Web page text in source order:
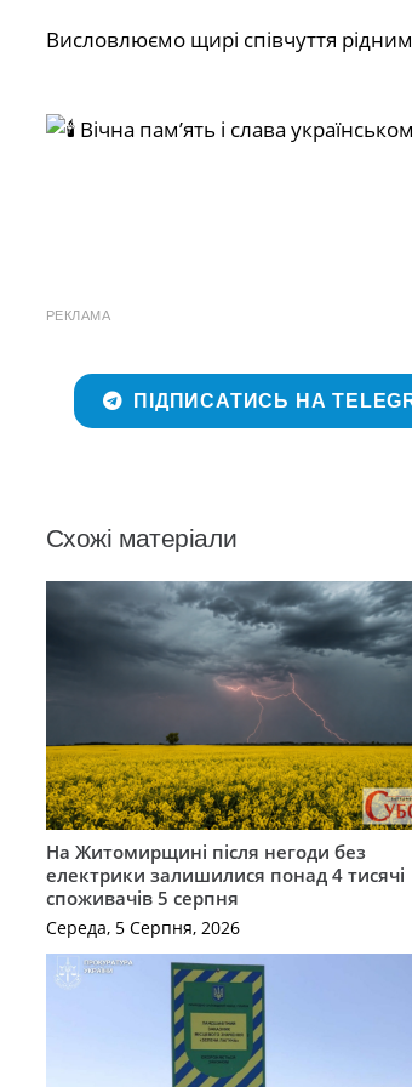
Висловлюємо щирі співчуття
Вічна пам’ять і слава
РЕКЛАМА
ПІДПИСАТИСЬ НА
Схожі матеріали
На Житомирщині після негоди без
електрики залишилися понад 4 тисячі
споживачів 5 серпня
Середа, 5 Серпня, 2026